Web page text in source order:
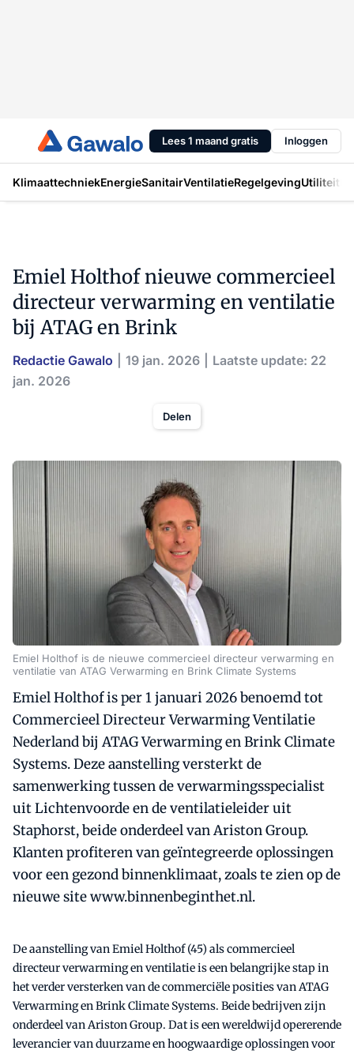
Lees 1 maand gratis Inloggen
KlimaattechniekEnergieSanitairVentilatieRegelgevingUtiliteit
Emiel Holthof nieuwe commercieel
directeur verwarming en ventilatie
bij ATAG en Brink
Redactie Gawalo 19 jan. 2026
Laatste update: 22
jan. 2026
Delen
Emiel Holthof is de nieuwe commercieel directeur verwarming en
ventilatie van ATAG Verwarming en Brink Climate Systems
Emiel Holthof is per 1 januari 2026 benoemd tot
Commercieel Directeur Verwarming Ventilatie
Nederland bij ATAG Verwarming en Brink Climate
Systems. Deze aanstelling versterkt de
samenwerking tussen de verwarmingsspecialist
uit Lichtenvoorde en de ventilatieleider uit
Staphorst, beide onderdeel van Ariston Group.
Klanten profiteren van geïntegreerde oplossingen
voor een gezond binnenklimaat, zoals te zien op de
nieuwe site www.binnenbeginthet.nl.
De aanstelling van Emiel Holthof (45) als commercieel
directeur verwarming en ventilatie is een belangrijke stap in
het verder versterken van de commerciële posities van ATAG
Verwarming en Brink Climate Systems. Beide bedrijven zijn
onderdeel van Ariston Group. Dat is een wereldwijd opererende
leverancier van duurzame en hoogwaardige oplossingen voor